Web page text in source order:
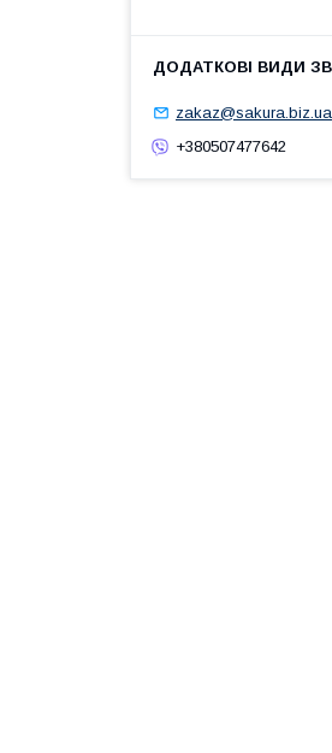
zakaz@sakura.biz.ua
+380507477642